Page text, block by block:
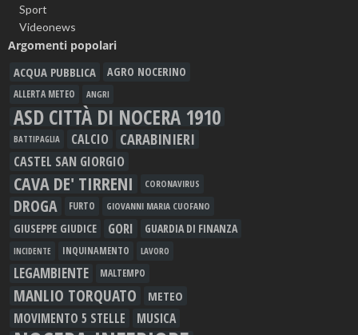
Sport
Videonews
Argomenti popolari
ACQUA PUBBLICA AGRO NOCERINO
ALLERTA METEO ANGRI
ASD CITTÀ DI NOCERA 1910
BATTIPAGLIA CALCIO CARABINIERI
CASTEL SAN GIORGIO
CAVA DE' TIRRENI CORONAVIRUS
DROGA FURTO GIOVANNI MARIA CUOFANO
GIUSEPPE GIUDICE GORI GUARDIA DI FINANZA
INCIDENTE INQUINAMENTO LAVORO
LEGAMBIENTE MALTEMPO
MANLIO TORQUATO METEO
MOVIMENTO 5 STELLE MUSICA